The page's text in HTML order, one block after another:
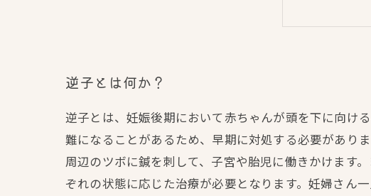
自宅で
逆子とは何か？
逆子とは、妊娠後期において赤ちゃんが頭を下に向け
難になることがあるため、早期に対処する必要があり
周辺のツボに鍼を刺して、子宮や胎児に働きかけます
ぞれの状態に応じた治療が必要となります。妊婦さん